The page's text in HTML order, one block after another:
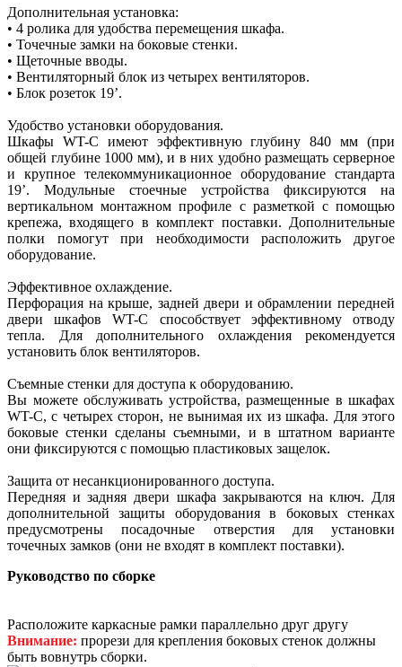
Дополнительная установка:
• 4 ролика для удобства перемещения шкафа.
• Точечные замки на боковые стенки.
• Щеточные вводы.
• Вентиляторный блок из четырех вентиляторов.
• Блок розеток 19’.
Удобство установки оборудования.
Шкафы WT-С имеют эффективную глубину 840 мм (при
общей глубине 1000 мм), и в них удобно размещать серверное
и крупное телекоммуникационное оборудование стандарта
19’. Модульные стоечные устройства фиксируются на
вертикальном монтажном профиле с разметкой с помощью
крепежа, входящего в комплект поставки. Дополнительные
полки помогут при необходимости расположить другое
оборудование.
Эффективное охлаждение.
Перфорация на крыше, задней двери и обрамлении передней
двери шкафов WT-С способствует эффективному отводу
тепла. Для дополнительного охлаждения рекомендуется
установить блок вентиляторов.
Съемные стенки для доступа к оборудованию.
Вы можете обслуживать устройства, размещенные в шкафах
WT-С, с четырех сторон, не вынимая их из шкафа. Для этого
боковые стенки сделаны съемными, и в штатном варианте
они фиксируются с помощью пластиковых защелок.
Защита от несанкционированного доступа.
Передняя и задняя двери шкафа закрываются на ключ. Для
дополнительной защиты оборудования в боковых стенках
предусмотрены посадочные отверстия для установки
точечных замков (они не входят в комплект поставки).
Руководство по сборке
Расположите каркасные рамки параллельно друг другу
Внимание: прорези для крепления боковых стенок должны
быть вовнутрь сборки.